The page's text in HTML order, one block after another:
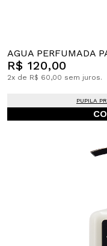
AGUA PERFUMADA
R$ 120,00
2x de R$ 60,00 sem juros.
PUPILA